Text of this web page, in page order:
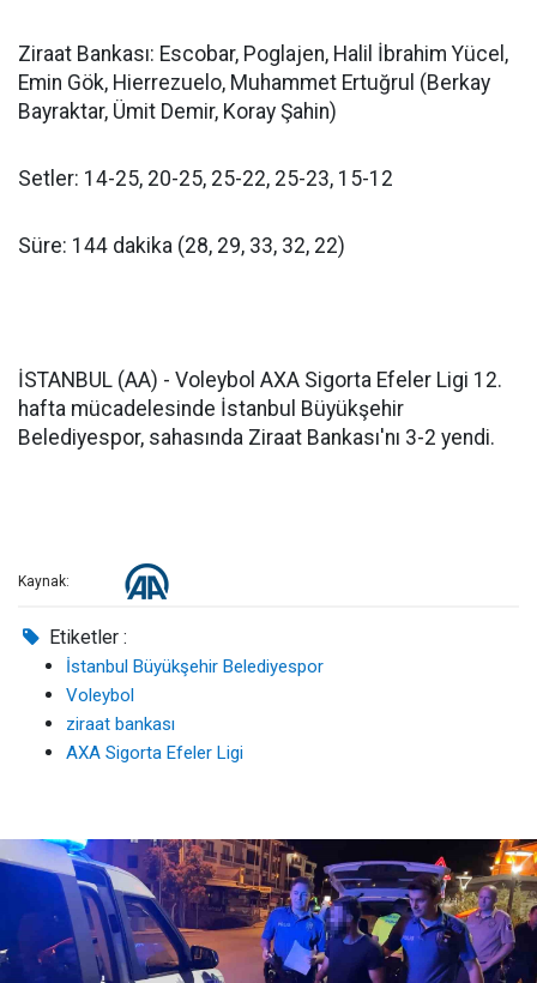
Ziraat Bankası: Escobar, Poglajen, Halil İbrahim Yücel,
Emin Gök, Hierrezuelo, Muhammet Ertuğrul (Berkay
Bayraktar, Ümit Demir, Koray Şahin)
Setler: 14-25, 20-25, 25-22, 25-23, 15-12
Süre: 144 dakika (28, 29, 33, 32, 22)
İSTANBUL (AA) - Voleybol AXA Sigorta Efeler Ligi 12.
hafta mücadelesinde İstanbul Büyükşehir
Belediyespor, sahasında Ziraat Bankası'nı 3-2 yendi.
Kaynak:
Etiketler :
İstanbul Büyükşehir Belediyespor
Voleybol
ziraat bankası
AXA Sigorta Efeler Ligi